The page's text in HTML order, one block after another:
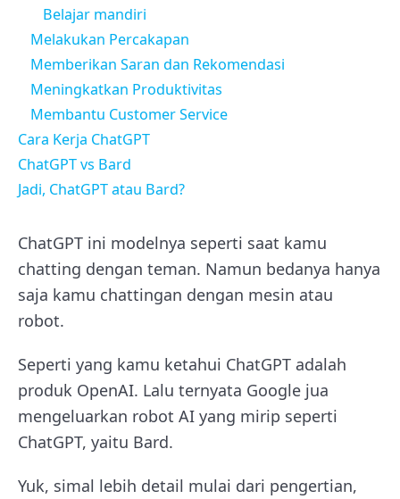
Belajar mandiri
Melakukan Percakapan
Memberikan Saran dan Rekomendasi
Meningkatkan Produktivitas
Membantu Customer Service
Cara Kerja ChatGPT
ChatGPT vs Bard
Jadi, ChatGPT atau Bard?
ChatGPT ini modelnya seperti saat kamu
chatting dengan teman. Namun bedanya hanya
saja kamu chattingan dengan mesin atau
robot.
Seperti yang kamu ketahui ChatGPT adalah
produk OpenAI. Lalu ternyata Google jua
mengeluarkan robot AI yang mirip seperti
ChatGPT, yaitu Bard.
Yuk, simal lebih detail mulai dari pengertian,